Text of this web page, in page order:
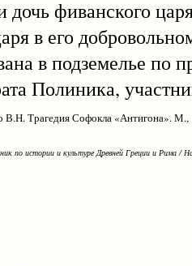
дочь фиванского
в его
в подземелье по
Полиника,
В.Н. Трагедия Софокла «Антигона». М.,
по истории и культуре Древней Греции и Рима /